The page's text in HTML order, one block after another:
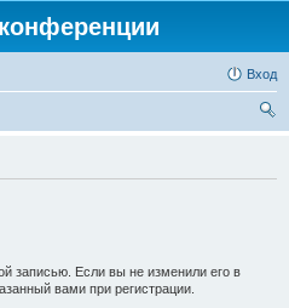
Вход
записью. Если вы не изменили его в
вами при регистрации.